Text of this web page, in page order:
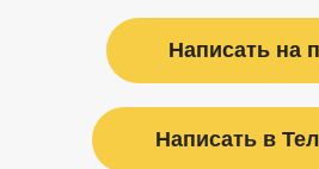
Написать на
Написать в